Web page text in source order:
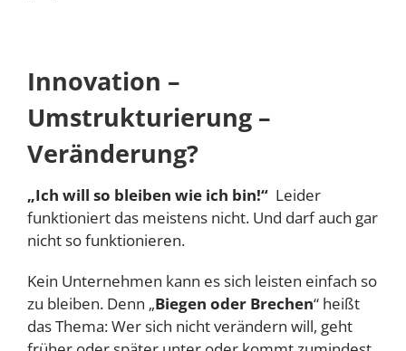
Innovation –
Umstrukturierung –
Veränderung?
„Ich will so bleiben wie ich bin!“ Leider
funktioniert das meistens nicht. Und darf auch gar
nicht so funktionieren.
Kein Unternehmen kann es sich leisten einfach so
zu bleiben. Denn „Biegen oder Brechen“ heißt
das Thema: Wer sich nicht verändern will, geht